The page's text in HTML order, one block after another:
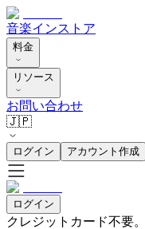
音楽インストア
料金
リソース
お問い合わせ
🇯🇵
ログイン アカウント作成
ログイン
クレジットカード不要